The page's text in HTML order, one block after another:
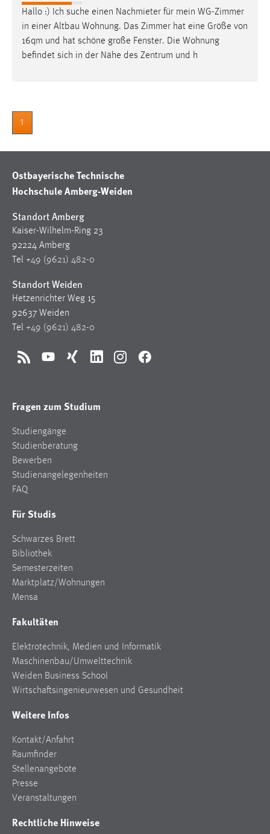
Hallo :) Ich suche einen Nachmieter für mein WG-Zimmer
in einer Altbau Wohnung. Das Zimmer hat eine Größe von
16qm und hat schöne große Fenster. Die Wohnung
befindet sich in der Nähe des Zentrum und h
1
Ostbayerische Technische
Hochschule Amberg-Weiden
Standort Amberg
Kaiser-Wilhelm-Ring 23
92224 Amberg
Tel +49 (9621) 482-0
Standort Weiden
Hetzenrichter Weg 15
92637 Weiden
Tel +49 (9621) 482-0
RSS YouTubeXing LinkedInInstagramFacebook
Fragen zum Studium
Studiengänge
Studienberatung
Bewerben
Studienangelegenheiten
FAQ
Für Studis
Schwarzes Brett
Bibliothek
Semesterzeiten
Marktplatz/Wohnungen
Mensa
Fakultäten
Elektrotechnik, Medien und Informatik
Maschinenbau/Umwelttechnik
Weiden Business School
Wirtschaftsingenieurwesen und Gesundheit
Weitere Infos
Kontakt/Anfahrt
Raumfinder
Stellenangebote
Presse
Veranstaltungen
Rechtliche Hinweise